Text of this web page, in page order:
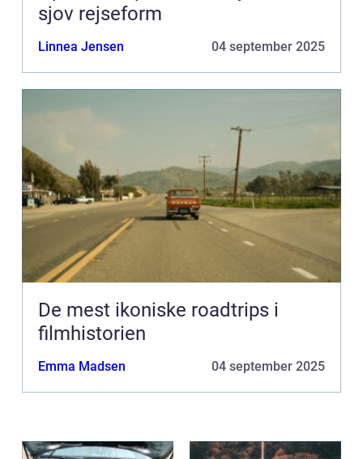
sjov rejseform
Linnea Jensen 04 september 2025
De mest ikoniske roadtrips i
filmhistorien
Emma Madsen 04 september 2025